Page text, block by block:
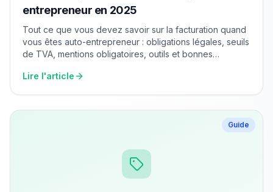
entrepreneur en 2025
Tout ce que vous devez savoir sur la facturation quand
vous êtes auto-entrepreneur : obligations légales, seuils
de TVA, mentions obligatoires, outils et bonnes
Lire l'article
Guide